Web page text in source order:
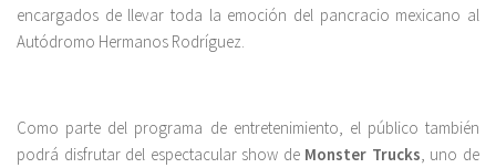
encargados de llevar toda la emoción del pancracio mexicano al
Autódromo Hermanos Rodríguez.
Como parte del programa de entretenimiento, el público también
podrá disfrutar del espectacular show de Monster Trucks , uno de